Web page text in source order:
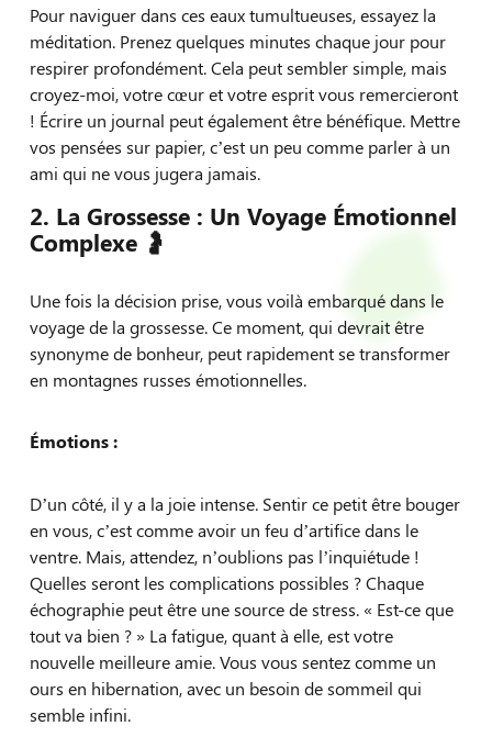
Pour naviguer dans ces eaux tumultueuses, essayez la
méditation. Prenez quelques minutes chaque jour pour
respirer profondément. Cela peut sembler simple, mais
croyez-moi, votre cœur et votre esprit vous remercieront
! Écrire un journal peut également être bénéfique. Mettre
vos pensées sur papier, c’est un peu comme parler à un
ami qui ne vous jugera jamais.
2. La Grossesse : Un Voyage Émotionnel
Complexe 🤰
Une fois la décision prise, vous voilà embarqué dans le
voyage de la grossesse. Ce moment, qui devrait être
synonyme de bonheur, peut rapidement se transformer
en montagnes russes émotionnelles.
Émotions :
D’un côté, il y a la joie intense. Sentir ce petit être bouger
en vous, c’est comme avoir un feu d’artifice dans le
ventre. Mais, attendez, n’oublions pas l’inquiétude !
Quelles seront les complications possibles ? Chaque
échographie peut être une source de stress. « Est-ce que
tout va bien ? » La fatigue, quant à elle, est votre
nouvelle meilleure amie. Vous vous sentez comme un
ours en hibernation, avec un besoin de sommeil qui
semble infini.